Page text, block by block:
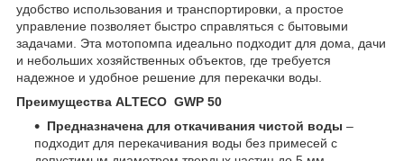
удобство использования и транспортировки, а простое
управление позволяет быстро справляться с бытовыми
задачами. Эта мотопомпа идеально подходит для дома, дачи
и небольших хозяйственных объектов, где требуется
надежное и удобное решение для перекачки воды.
Преимущества ALTECO GWP 50
Предназначена для откачивания чистой воды –
подходит для перекачивания воды без примесей с